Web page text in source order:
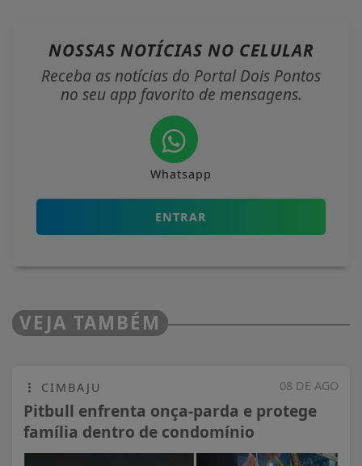
NOSSAS NOTÍCIAS NO CELULAR
Receba as notícias do Portal Dois Pontos
no seu app favorito de mensagens.
Whatsapp
ENTRAR
VEJA TAMBÉM
08 DE AGO
CIMBAJU
Pitbull enfrenta onça-parda e protege
família dentro de condomínio